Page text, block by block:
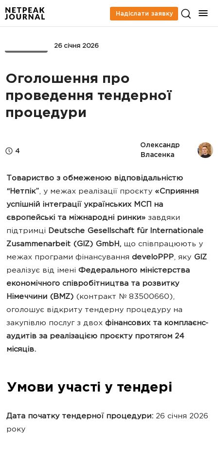
Надіслати заявку
26 січня 2026
Оголошення про
проведення тендерної
процедури
4
Олександр
Власенка
Товариство з обмеженою відповідальністю
“Нетпік”, у межах реалізації проєкту «Сприяння
успішній інтеграції українських МСП на
європейські та міжнародні ринки» завдяки
підтримці Deutsche Gesellschaft für Internationale
Zusammenarbeit (GIZ) GmbH, що співпрацюють у
межах програми фінансування develoPPP, яку GIZ
реалізує від імені Федерального міністерства
економічного співробітництва та розвитку
Німеччини (BMZ) (контракт № 83500660),
оголошує відкриту тендерну процедуру на
закупівлю послуг з двох фінансових та комплаєнс-
аудитів за реалізацією проєкту протягом 24
місяців.
Умови участі у тендері
Дата початку тендерної процедури: 26 січня 2026
року